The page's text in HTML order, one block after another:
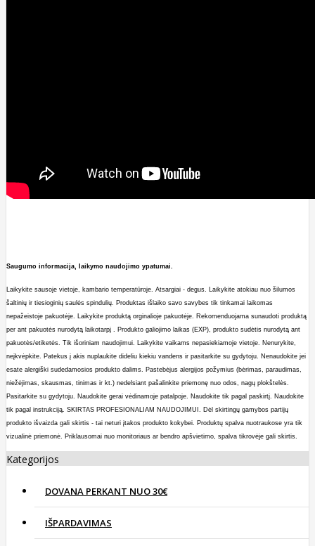
Saugumo informacija, laikymo naudojimo ypatumai.
Laikykite sausoje vietoje, kambario temperatūroje. Atsargiai - degus. Laikykite atokiau nuo šilumos
šaltinių ir tiesioginių saulės spindulių. Produktas išlaiko savo savybes tik tinkamai laikomas
nepažeistoje pakuotėje. Laikykite produktą orginalioje pakuotėje. Rekomenduojama sunaudoti produktą
per ant pakuotės nurodytą laikotarpį . Produkto galiojimo laikas (EXP), produkto sudėtis nurodytą ant
pakuotės/etiketės. Tik išoriniam naudojimui. Laikykite vaikams nepasiekiamoje vietoje. Nenurykite,
neįkvėpkite. Patekus į akis nuplaukite dideliu kiekiu vandens ir pasitarkite su gydytoju. Nenaudokite jei
esate alergiški sudedamosios produkto dalims. Pastebėjus alergijos požymius (bėrimas, paraudimas,
niežėjimas, skausmas, tinimas ir kt.) nedelsiant pašalinkite priemonę nuo odos, nagų plokštelės.
Pasitarkite su gydytoju. Naudokite gerai vėdinamoje patalpoje. Naudokite tik pagal paskirtį. Naudokite
tik pagal instrukciją. SKIRTAS PROFESIONALIAM NAUDOJIMUI. Dėl skirtingų gamybos partijų
produkto išvaizda gali skirtis - tai neturi įtakos produkto kokybei. Produktų spalva nuotraukose yra tik
vizualinė priemonė. Priklausomai nuo monitoriaus ar bendro apšvietimo, spalva tikrovėje gali skirtis.
Kategorijos
DOVANA PERKANT NUO 30€
IŠPARDAVIMAS